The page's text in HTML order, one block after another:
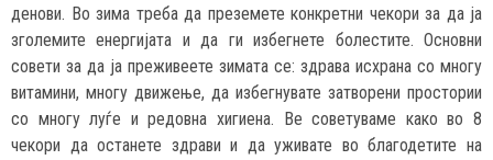
денови. Во зима треба да преземете конкретни чекори за да ја
зголемите енергијата и да ги избегнете болестите. Основни
совети за да ја преживеете зимата се: здрава исхрана со многу
витамини, многу движење, да избегнувате затворени простории
со многу луѓе и редовна хигиена. Ве советуваме како во 8
чекори да останете здрави и да уживате во благодетите на